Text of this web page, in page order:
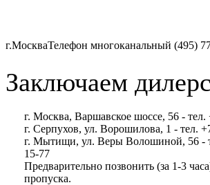
г.МоскваТелефон многоканальный (495)
Заключаем
г. Москва, Варшавское шоссе, 56 - тел.
г. Серпухов, ул. Ворошилова, 1 - тел.
г. Мытищи, ул. Веры Волошиной, 56 -
15-77
Предварительно позвонить (за 1-3
пропуска.